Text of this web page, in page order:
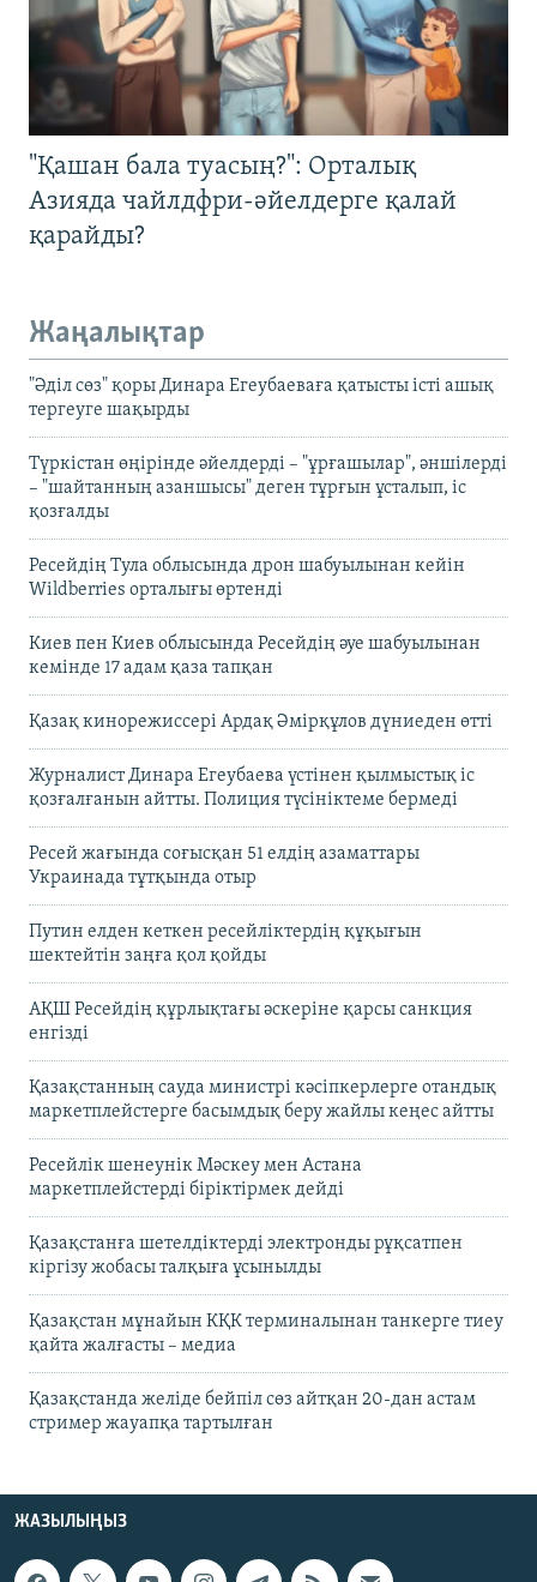
"Қашан бала туасың?": Орталық
Азияда чайлдфри-әйелдерге қалай
қарайды?
Жаңалықтар
"Әділ сөз" қоры Динара Егеубаеваға қатысты істі ашық
тергеуге шақырды
Түркістан өңірінде әйелдерді – "ұрғашылар", әншілерді
– "шайтанның азаншысы" деген тұрғын ұсталып, іс
қозғалды
Ресейдің Тула облысында дрон шабуылынан кейін
Wildberries орталығы өртенді
Киев пен Киев облысында Ресейдің әуе шабуылынан
кемінде 17 адам қаза тапқан
Қазақ кинорежиссері Ардақ Әмірқұлов дүниеден өтті
Журналист Динара Егеубаева үстінен қылмыстық іс
қозғалғанын айтты. Полиция түсініктеме бермеді
Ресей жағында соғысқан 51 елдің азаматтары
Украинада тұтқында отыр
Путин елден кеткен ресейліктердің құқығын
шектейтін заңға қол қойды
АҚШ Ресейдің құрлықтағы әскеріне қарсы санкция
енгізді
Қазақстанның сауда министрі кәсіпкерлерге отандық
маркетплейстерге басымдық беру жайлы кеңес айтты
Ресейлік шенеунік Мәскеу мен Астана
маркетплейстерді біріктірмек дейді
Қазақстанға шетелдіктерді электронды рұқсатпен
кіргізу жобасы талқыға ұсынылды
Қазақстан мұнайын КҚК терминалынан танкерге тиеу
қайта жалғасты – медиа
Қазақстанда желіде бейпіл сөз айтқан 20-дан астам
стример жауапқа тартылған
ЖАЗЫЛЫҢЫЗ